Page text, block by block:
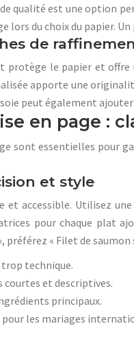
qualité est une option
lors du choix du papier.
de
le papier et offre
apporte une
soie peut également
en page :
sont essentielles pour
et style
et accessible. Utilisez
pour chaque plat
préférez « Filet de
technique.
courtes et descriptives.
principaux.
les mariages